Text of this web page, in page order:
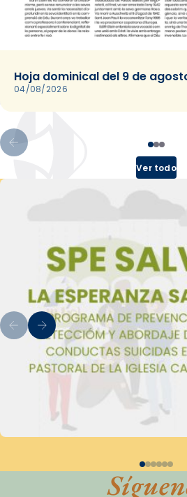
Hoja dominical del 9 de
04/08/2026
Ver todo